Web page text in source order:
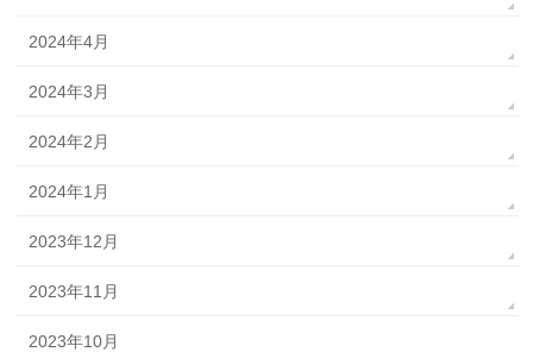
2024年4月
2024年3月
2024年2月
2024年1月
2023年12月
2023年11月
2023年10月